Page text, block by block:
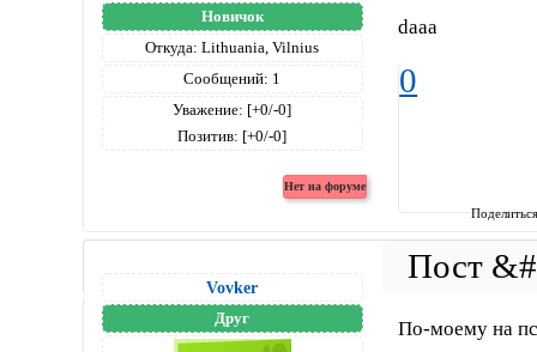
Новичок
Откуда: Lithuania, Vilnius
Сообщений: 1
Уважение: [+0/-0]
Позитив: [+0/-0]
daaa
0
Vovker
Друг По-моему на